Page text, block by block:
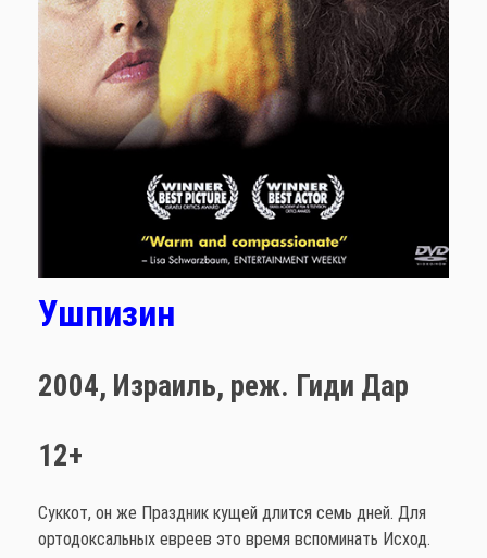
Ушпизин
2004, Израиль, реж. Гиди Дар
12+
Суккот, он же Праздник кущей длится семь дней. Для
ортодоксальных евреев это время вспоминать Исход.